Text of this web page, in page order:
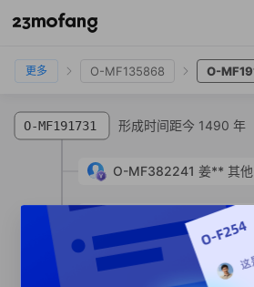
O-MF125978
更多 O-MF135868 O-
O-MF191731 形成时间距今 1490 年
O-MF382241 姜** 其他
O-MF939098梁**
O-MF939086 形成时间距